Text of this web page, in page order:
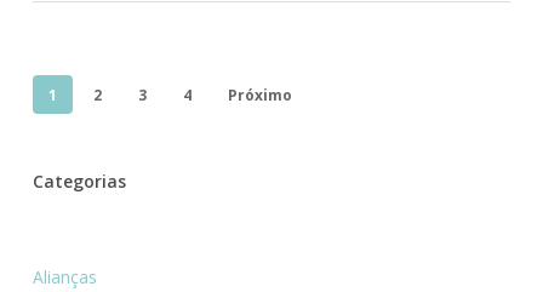
1 2 3 4 Próximo
Categorias
Alianças